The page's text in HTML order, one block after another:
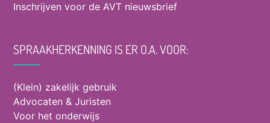
Inschrijven voor de AVT nieuwsbrief
SPRAAKHERKENNING IS ER O.A. VOOR:
(Klein) zakelijk gebruik
Advocaten & Juristen
Voor het onderwijs